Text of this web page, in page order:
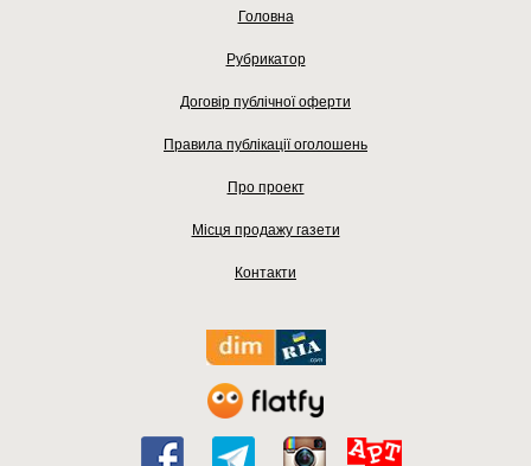
Головна
Рубрикатор
Договір публічної оферти
Правила публікації оголошень
Про проект
Місця продажу газети
Контакти